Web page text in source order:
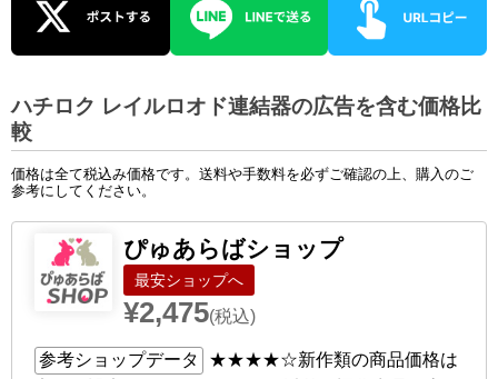
ハチロク レイルロオド連結器の広告を含む価格比
較
価格は全て税込み価格です。送料や手数料を必ずご確認の上、購入のご
参考にしてください。
ぴゅあらばショップ
ショップへ
¥2,475(税込)
参考ショップデータ ★★★★☆新作類の商品価格は